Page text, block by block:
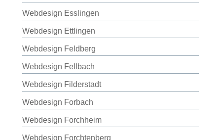
Webdesign Esslingen
Webdesign Ettlingen
Webdesign Feldberg
Webdesign Fellbach
Webdesign Filderstadt
Webdesign Forbach
Webdesign Forchheim
Webdesign Forchtenberg